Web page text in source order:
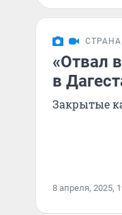
«Отвал
в
Закрытые
8 апреля, 2025,